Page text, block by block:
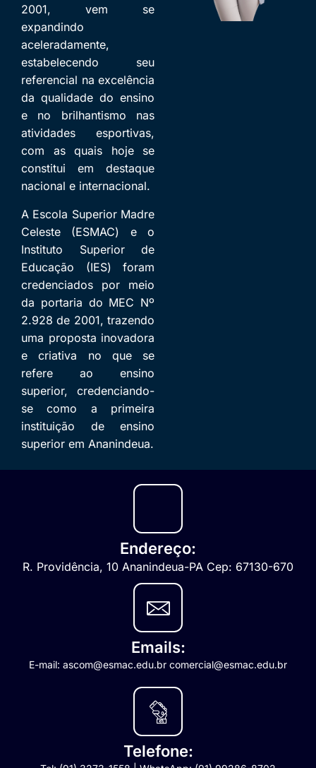
2001, vem se
expandindo
aceleradamente,
estabelecendo seu
referencial na excelência
da qualidade do ensino
e no brilhantismo nas
atividades esportivas,
com as quais hoje se
constitui em destaque
nacional e internacional.
A Escola Superior Madre
Celeste (ESMAC) e o
Instituto Superior de
Educação (IES) foram
credenciados por meio
da portaria do MEC Nº
2.928 de 2001, trazendo
uma proposta inovadora
e criativa no que se
refere ao ensino
superior, credenciando-
se como a primeira
instituição de ensino
superior em Ananindeua.
Endereço:
R. Providência, 10 Ananindeua-PA Cep: 67130-670
Emails:
E-mail: ascom@esmac.edu.br comercial@esmac.edu.br
Telefone: